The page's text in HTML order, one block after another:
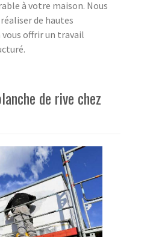
à votre maison. Nous
de hautes
offrir un travail
de rive chez